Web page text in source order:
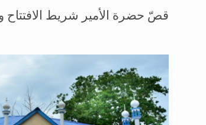
قصّ حضرة الأمير شريط الافتتاح